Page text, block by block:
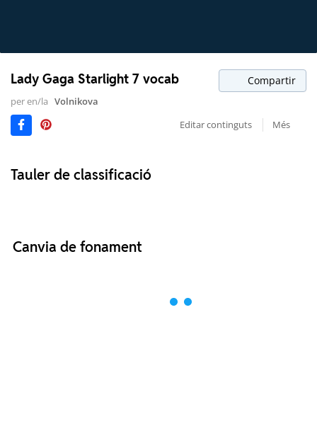
Lady Gaga Starlight 7 vocab Compartir
per en/la Volnikova
Editar continguts
Més
Tauler de classificació
Canvia de fonament